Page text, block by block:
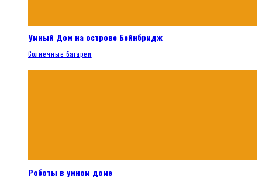
Умный Дом на острове Бейнбридж
Солнечные батареи
Роботы в умном доме